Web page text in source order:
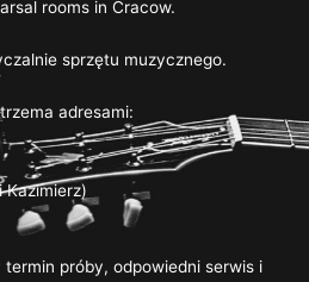
rooms in Cracow.
sprzętu muzycznego.
adresami:
Kazimierz)
próby, odpowiedni serwis i